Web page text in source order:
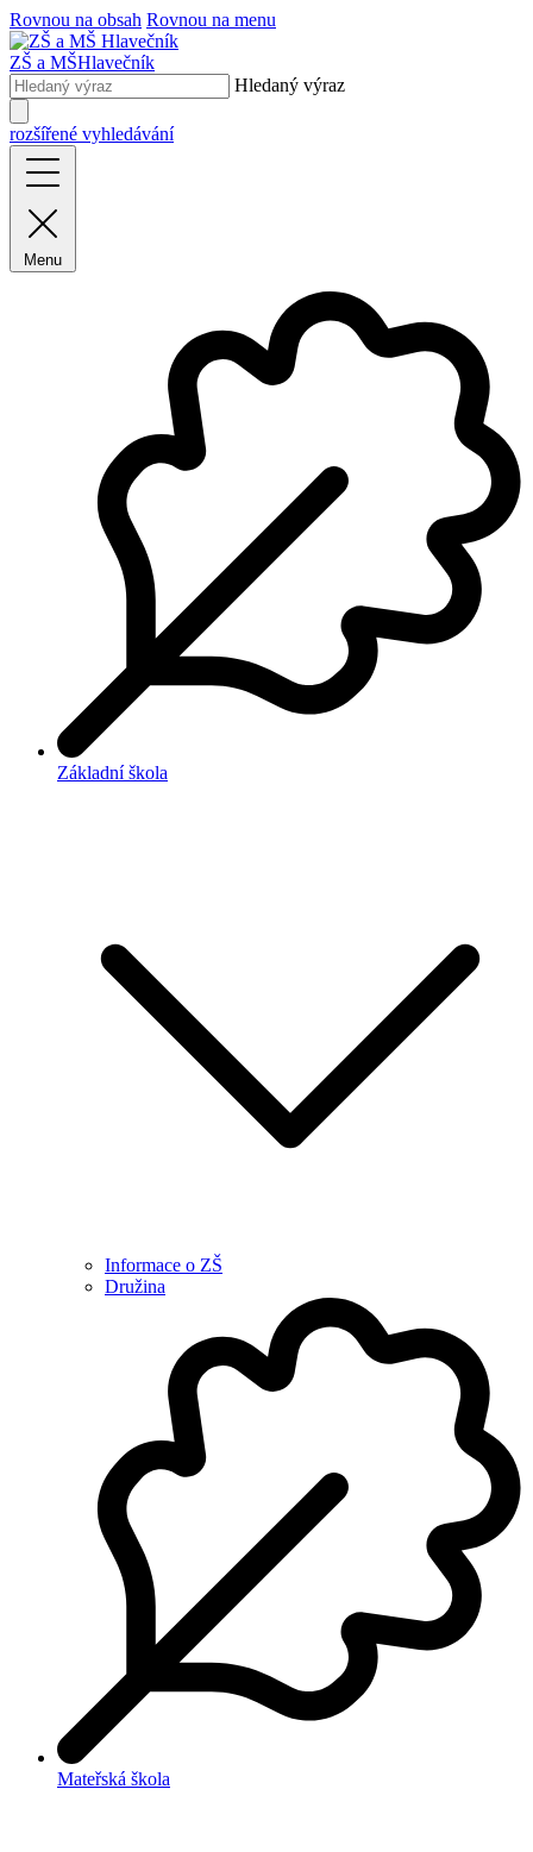
Rovnou na obsah Rovnou na menu
ZŠ a MŠHlavečník
Hledaný výraz
rozšířené vyhledávání
Menu
Základní škola
Informace o ZŠ
Družina
Mateřská škola